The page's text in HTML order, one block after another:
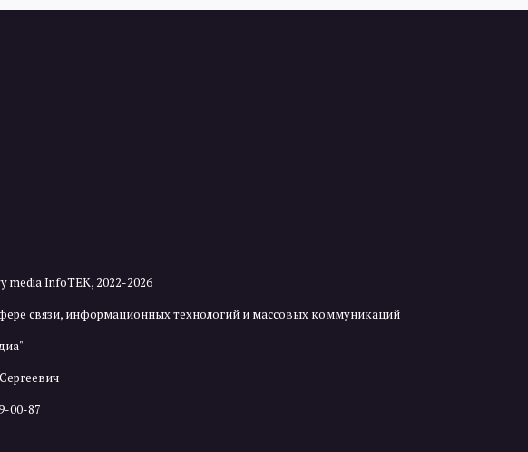
media InfoTEK, 2022-2026
связи, информационных технологий и массовых коммуникаций
00-87